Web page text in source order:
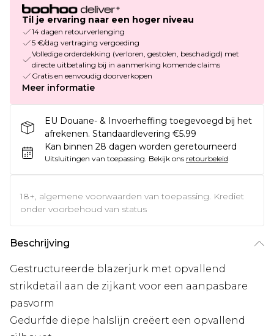
Til je ervaring naar een hoger niveau
14 dagen retourverlenging
5 €/dag vertraging vergoeding
Volledige orderdekking (verloren, gestolen, beschadigd) met
directe uitbetaling bij in aanmerking komende claims
Gratis en eenvoudig doorverkopen
Meer informatie
EU Douane- & Invoerheffing toegevoegd bij het
afrekenen. Standaardlevering €5.99
Kan binnen 28 dagen worden geretourneerd
Uitsluitingen van toepassing. Bekijk ons retourbeleid
18+, algemene voorwaarden van toepassing. Krediet
onder voorbehoud van status
Beschrijving
Gestructureerde blazerjurk met opvallend
strikdetail aan de zijkant voor een aanpasbare
pasvorm
Gedurfde diepe halslijn creëert een opvallend